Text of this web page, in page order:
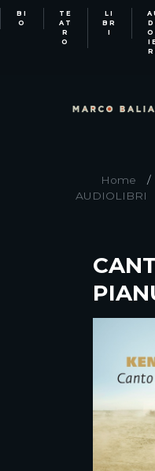
BI
O
TE
AT
R
O
LI
BR
I
Home
AUDIOLIBRI